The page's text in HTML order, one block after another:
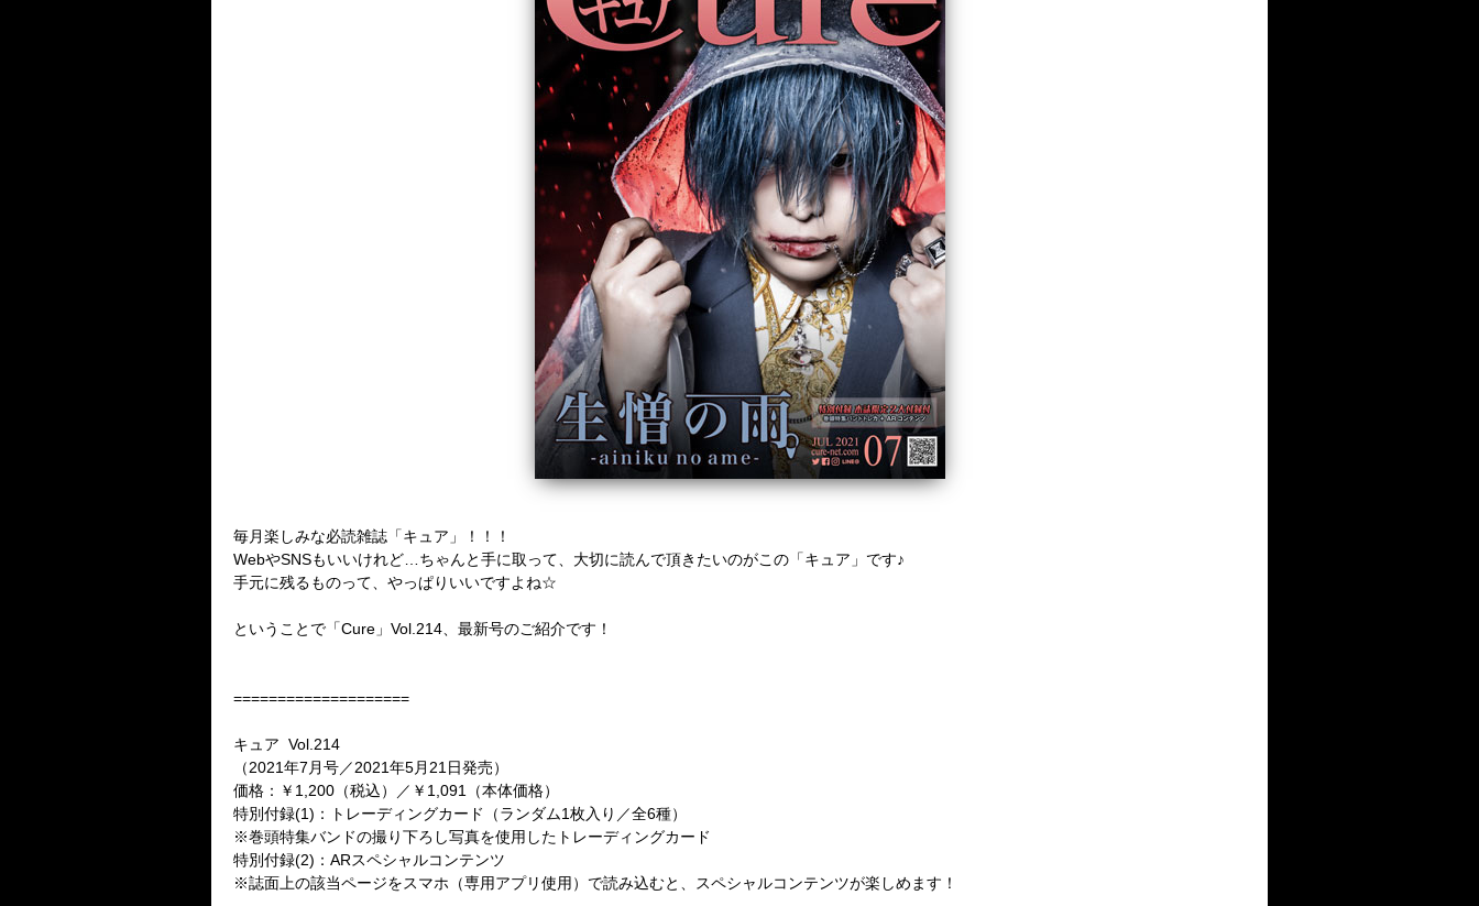
毎月楽しみな必読雑誌「キュア」！！！
WebやSNSもいいけれど…ちゃんと手に取って、大切に読んで頂きたいのがこの「キュア」です♪
手元に残るものって、やっぱりいいですよね☆
ということで「Cure」Vol.214、最新号のご紹介です！
====================
キュア Vol.214
（2021年7月号／2021年5月21日発売）
価格：￥1,200（税込）／￥1,091（本体価格）
特別付録(1)：トレーディングカード（ランダム1枚入り／全6種）
※巻頭特集バンドの撮り下ろし写真を使用したトレーディングカード
特別付録(2)：ARスペシャルコンテンツ
※誌面上の該当ページをスマホ（専用アプリ使用）で読み込むと、スペシャルコンテンツが楽しめます！